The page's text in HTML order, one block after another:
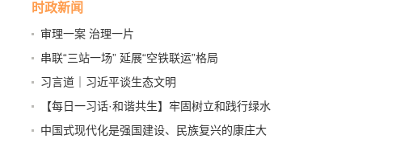
时政新闻
审理一案 治理一片
串联“三站一场” 延展“空铁联运”格局
习言道｜习近平谈生态文明
【每日一习话·和谐共生】牢固树立和践行绿水
青山就是金山银山的理念
中国式现代化是强国建设、民族复兴的康庄大